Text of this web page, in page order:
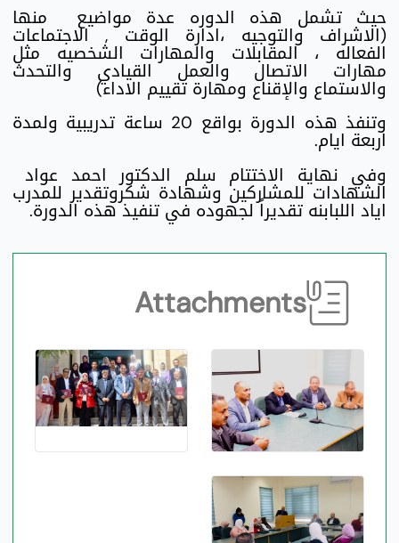
حيث تشمل هذه الدوره عدة مواضيع منها
(الاشراف والتوجيه ،ادارة الوقت , الاجتماعات
الفعاله ، المقابلات والمهارات الشخصيه مثل
مهارات الاتصال والعمل القيادي والتحدث
والاستماع والإقناع ومهارة تقييم الاداء)
وتنفذ هذه الدورة بواقع 20 ساعة تدريبية ولمدة
اربعة ايام.
وفي نهاية الاختتام سلم الدكتور احمد عواد
الشهادات للمشاركين وشهادة شكروتقدير للمدرب
اياد اللبابنه تقديراً لجهوده في تنفيذ هذه الدورة.
Attachments